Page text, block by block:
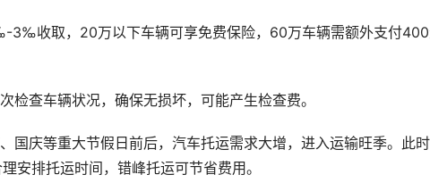
3‰收取，20万以下车辆可享免费保险，60万车辆需额外支付
检查车辆状况，确保无损坏，可能产生检查费。
国庆等重大节假日前后，汽车托运需求大增，进入运输旺季。此
安排托运时间，错峰托运可节省费用。